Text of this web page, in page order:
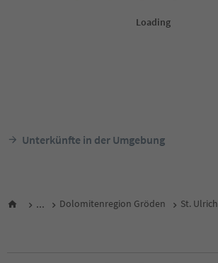
Unterkünfte in der Umgebung
... Dolomitenregion Gröden St. Ulrich